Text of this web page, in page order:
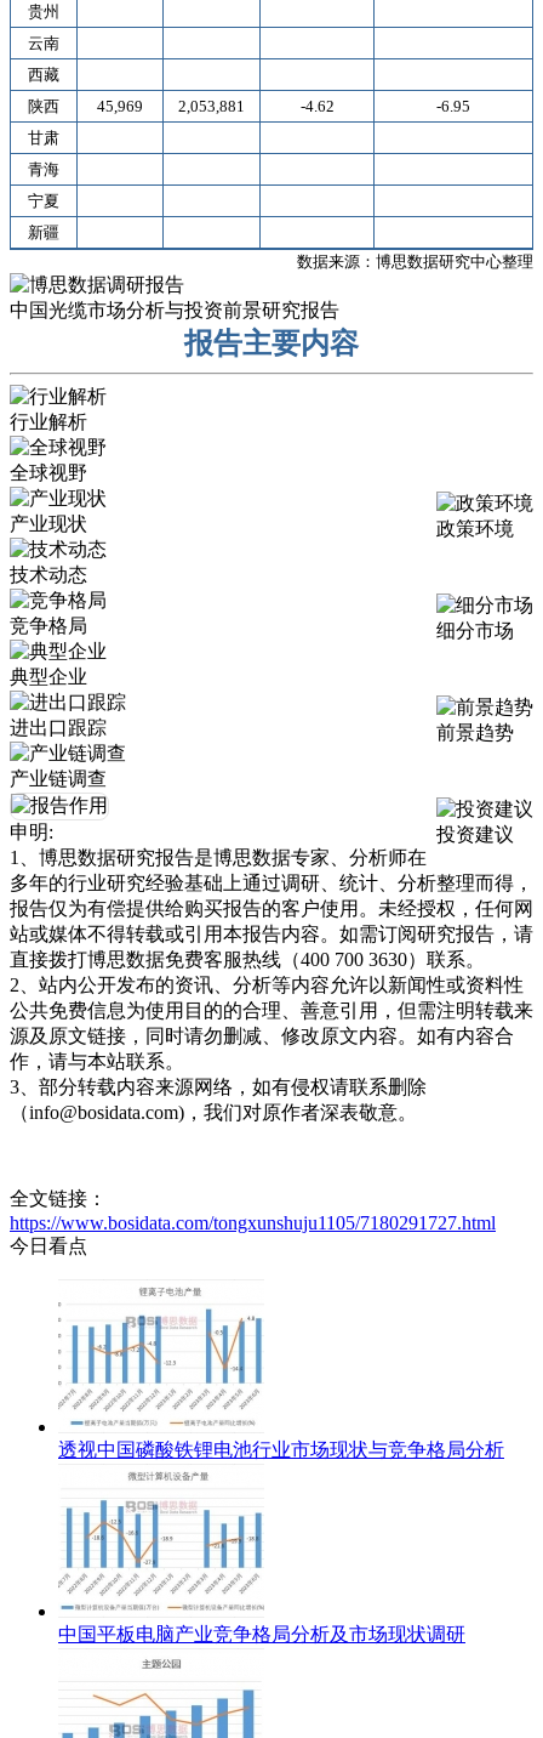
贵州
云南
西藏
陕西
45,969 2,053,881 -4.62
-6.95
甘肃
青海
宁夏
新疆
数据来源：博思数据研究中心整理
中国光缆市场分析与投资前景研究报告
报告主要内容
行业解析
全球视野
政策环境
产业现状
技术动态
细分市场
竞争格局
典型企业
前景趋势
进出口跟踪
产业链调查
投资建议
申明:
1、博思数据研究报告是博思数据专家、分析师在
多年的行业研究经验基础上通过调研、统计、分析整理而得，
报告仅为有偿提供给购买报告的客户使用。未经授权，任何网
站或媒体不得转载或引用本报告内容。如需订阅研究报告，请
直接拨打博思数据免费客服热线（400 700 3630）联系。
2、站内公开发布的资讯、分析等内容允许以新闻性或资料性
公共免费信息为使用目的的合理、善意引用，但需注明转载来
源及原文链接，同时请勿删减、修改原文内容。如有内容合
作，请与本站联系。
3、部分转载内容来源网络，如有侵权请联系删除
（info@bosidata.com)，我们对原作者深表敬意。
全文链接：
https://www.bosidata.com/tongxunshuju1105/7180291727.html
今日看点
透视中国磷酸铁锂电池行业市场现状与竞争格局分析
中国平板电脑产业竞争格局分析及市场现状调研